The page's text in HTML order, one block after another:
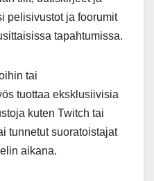
pelisivustot ja foorumit
tapahtumissa.
tai
tuottaa eksklusiivisia
kuten Twitch tai
tunnetut suoratoistajat
aikana.